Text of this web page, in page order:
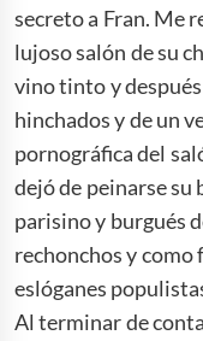
secreto a Fran. Me
lujoso salón de su
vino tinto y
hinchados y de un
pornográfica del
dejó de peinarse
parisino y burgués
rechonchos y
eslóganes
Al terminar de